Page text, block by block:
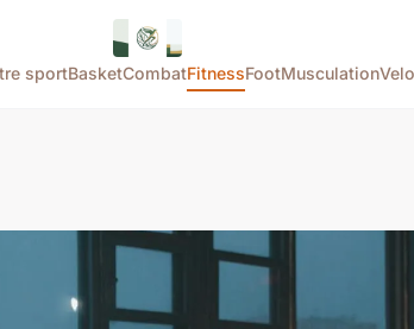
sportBasketCombatFitnessFootMusculationVelo